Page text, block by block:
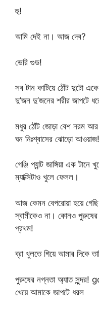
হু!
আমি দেই না। আজ দেব?
ভেরি গুড!
সব টান কাটিয়ে ঠোঁট দুটো
দু’জন দু’জনের শরীর জাপটে
মধুর ঠোঁট জোড়া বেশ নরম
ঘন নিঃশ্বাসের ঝোড়ো
গেঞ্জি প্যান্ট জাঙ্গিয়া এক
ম্যাক্সিটাও খুলে ফেলল।
আজ কেমন বেপরোয়া হয়ে
স্বামীকেও না। কোনও
প্রথম!
ব্রা খুলতে গিয়ে আমার দিকে
পুরুষের নগ্নতা অ্যাত সুন্দর!
খেয়ে আমাকে জাপটে ধরল